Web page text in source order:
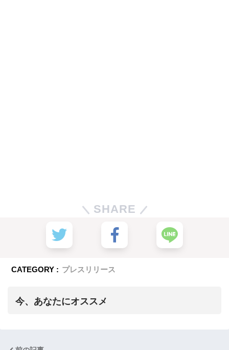
SHARE
CATEGORY : プレスリリース
今、あなたにオススメ